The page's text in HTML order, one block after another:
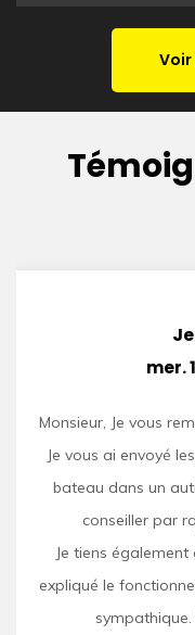
mer.
Monsieur, Je vous
Je vous ai envoyé
bateau dans un
conseiller par
Je tiens également
expliqué le